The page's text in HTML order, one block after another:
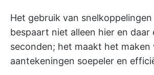
Het gebruik van
bespaart niet alleen hier en daar
seconden; het maakt het maken
aantekeningen soepeler en